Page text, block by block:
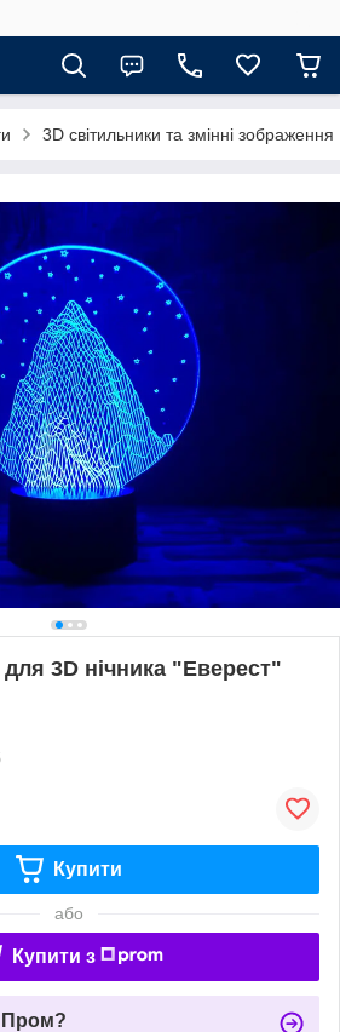
3D світильники та змінні зображення
3D нічника "Еверест"
Купити
або
Купити з
Пром?